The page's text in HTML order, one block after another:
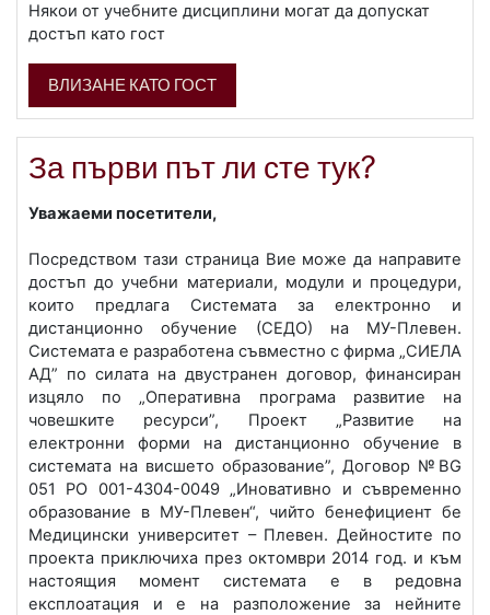
Някои от учебните дисциплини могат да допускат
достъп като гост
ВЛИЗАНЕ КАТО ГОСТ
За първи път ли сте тук?
Уважаеми посетители,
Посредством тази страница Вие може да направите
достъп до учебни материали, модули и процедури,
които предлага Системата за електронно и
дистанционно обучение (СЕДО) на МУ-Плевен.
Системата е разработена съвместно с фирма „СИЕЛА
АД” по силата на двустранен договор, финансиран
изцяло по „Оперативна програма развитие на
човешките ресурси”, Проект „Развитие на
електронни форми на дистанционно обучение в
системата на висшето образование”, Договор №BG
051 РО 001-4304-0049 „Иновативно и съвременно
образование в МУ-Плевен“, чийто бенефициент бе
Медицински университет – Плевен. Дейностите по
проекта приключиха през октомври 2014 год. и към
настоящия момент системата е в редовна
експлоатация и е на разположение за нейните